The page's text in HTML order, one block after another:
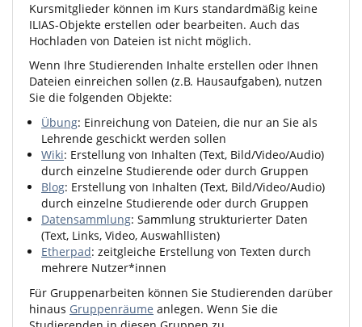
Kursmitglieder können im Kurs standardmäßig keine
ILIAS-Objekte erstellen oder bearbeiten. Auch das
Hochladen von Dateien ist nicht möglich.
Wenn Ihre Studierenden Inhalte erstellen oder Ihnen
Dateien einreichen sollen (z.B. Hausaufgaben), nutzen
Sie die folgenden Objekte:
Übung: Einreichung von Dateien, die nur an Sie als
Lehrende geschickt werden sollen
Wiki: Erstellung von Inhalten (Text, Bild/Video/Audio)
durch einzelne Studierende oder durch Gruppen
Blog: Erstellung von Inhalten (Text, Bild/Video/Audio)
durch einzelne Studierende oder durch Gruppen
Datensammlung: Sammlung strukturierter Daten
(Text, Links, Video, Auswahllisten)
Etherpad: zeitgleiche Erstellung von Texten durch
mehrere Nutzer*innen
Für Gruppenarbeiten können Sie Studierenden darüber
hinaus Gruppenräume anlegen. Wenn Sie die